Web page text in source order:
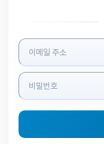
로그인 정보 입력